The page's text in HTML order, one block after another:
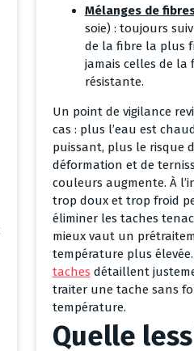
Mélanges de
soie) : toujours
de la fibre la plus
jamais celles de la
résistante.
Un point de vigilance
cas : plus l’eau est
puissant, plus le risque
déformation et de
couleurs augmente. À
trop doux et trop froid
éliminer les taches
mieux vaut un
température plus
taches détaillent
traiter une tache sans
température.
Quelle